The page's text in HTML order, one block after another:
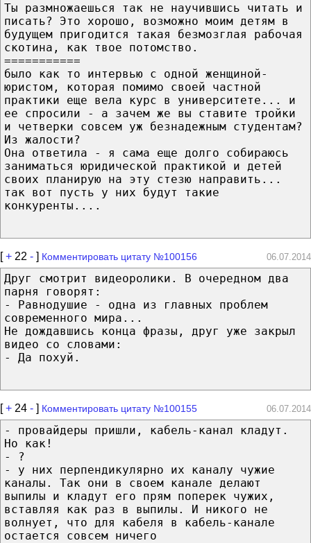
Ты размножаешься так не научившись читать и
писать? Это хорошо, возможно моим детям в
будущем пригодится такая безмозглая рабочая
скотина, как твое потомство.
===========
было как то интервью с одной женщиной-
юристом, которая помимо своей частной
практики еще вела курс в университете... и
ее спросили - а зачем же вы ставите тройки
и четверки совсем уж безнадежным студентам?
Из жалости?
Она ответила - я сама еще долго собираюсь
заниматься юридической практикой и детей
своих планирую на эту стезю направить...
так вот пусть у них будут такие
конкуренты....
[+ 22 - ] Комментировать цитату №100156 06.07.2014
Друг смотрит видеоролики. В очередном два
парня говорят:
- Равнодушие - одна из главных проблем
современного мира...
Не дождавшись конца фразы, друг уже закрыл
видео со словами:
- Да похуй.
[+ 24 - ] Комментировать цитату №100155 06.07.2014
- провайдеры пришли, кабель-канал кладут.
Но как!
- ?
- у них перпендикулярно их каналу чужие
каналы. Так они в своем канале делают
выпилы и кладут его прям поперек чужих,
вставляя как раз в выпилы. И никого не
волнует, что для кабеля в кабель-канале
остается совсем ничего